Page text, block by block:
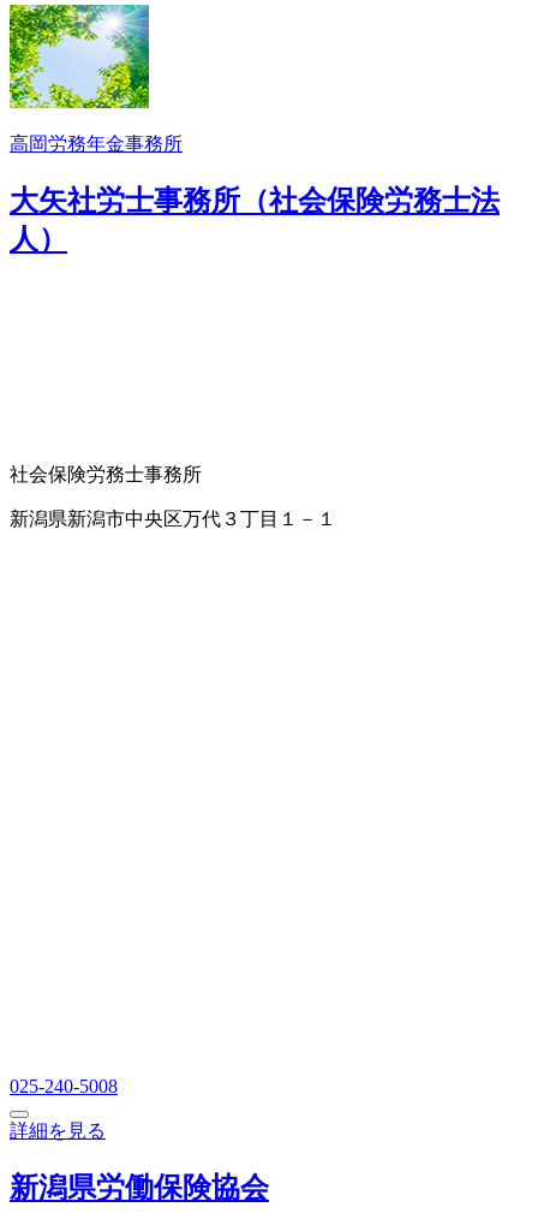
高岡労務年金事務所
大矢社労士事務所（社会保険労務士法
人）
社会保険労務士事務所
新潟県新潟市中央区万代３丁目１－１
025-240-5008
詳細を見る
新潟県労働保険協会